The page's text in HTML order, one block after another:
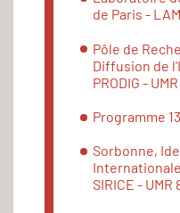
de Paris -
Pôle de
Diffusion de
PRODIG -
Programme
Sorbonne,
SIRICE - UMR